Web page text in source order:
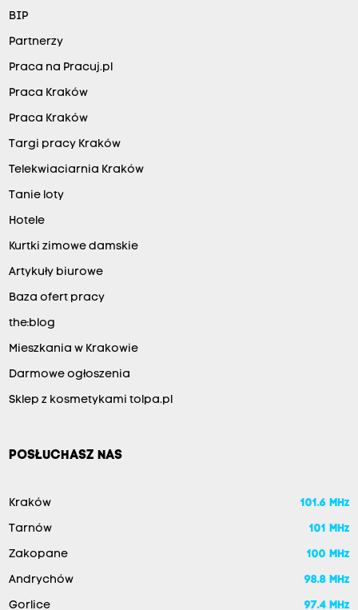
BIP
Partnerzy
Praca na Pracuj.pl
Praca Kraków
Praca Kraków
Targi pracy Kraków
Telekwiaciarnia Kraków
Tanie loty
Hotele
Kurtki zimowe damskie
Artykuły biurowe
Baza ofert pracy
the:blog
Mieszkania w Krakowie
Darmowe ogłoszenia
Sklep z kosmetykami tolpa.pl
POSŁUCHASZ NAS
Kraków 101.6 MHz
Tarnów 101 MHz
Zakopane 100 MHz
Andrychów 98.8 MHz
Gorlice 97.4 MHz